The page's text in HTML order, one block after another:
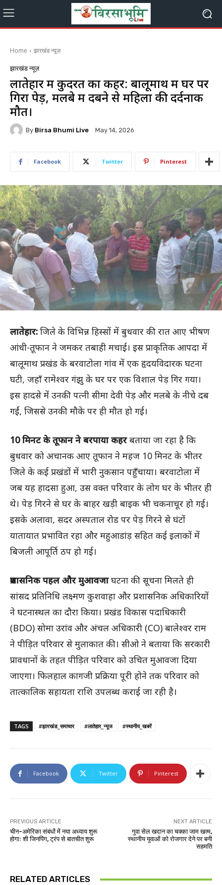
Home झारखंड न्यूज़
झारखंड न्यूज़
लातेहार में कुदरत का कहर: बालूमाथ में घर पर
गिरा पेड़, मलबे में दबने से महिला की दर्दनाक
मौत।
By Birsa Bhumi Live May 14, 2026
Facebook Twitter Pinterest
लातेहार: जिले के विभिन्न हिस्सों में बुधवार की रात आए भीषण
आंधी-तूफान ने जमकर तबाही मचाई। इस प्राकृतिक आपदा में
बालूमाथ प्रखंड के बरवाटोला गांव में एक हृदयविदारक घटना
घटी, जहाँ रामेश्वर गंझु के घर पर एक विशाल पेड़ गिर गया।
इस हादसे में उनकी पत्नी सीमा देवी पेड़ और मलबे के नीचे दब
गईं, जिससे उनकी मौके पर ही मौत हो गई।
10 मिनट के तूफान ने बरपाया कहरबताया जा रहा है कि
बुधवार को अचानक आए तूफान ने महज 10 मिनट के भीतर
जिले के कई प्रखंडों में भारी नुकसान पहुँचाया। बरवाटोला में
जब यह हादसा हुआ, उस वक्त परिवार के लोग घर के भीतर ही
थे। पेड़ गिरने से घर के बाहर खड़ी बाइक भी चकनाचूर हो गई।
इसके अलावा, सदर अस्पताल रोड पर पेड़ गिरने से घंटों
यातायात प्रभावित रहा और महुआडांड़ सहित कई इलाकों में
बिजली आपूर्ति ठप हो गई।
प्रशासनिक पहल और मुआवजाघटना की सूचना मिलते ही
सांसद प्रतिनिधि लक्ष्मण कुशवाहा और प्रशासनिक अधिकारियों
ने घटनास्थल का दौरा किया। प्रखंड विकास पदाधिकारी
(BDO) सोमा उरांव और अंचल अधिकारी (CO) बालेश्वर राम
ने पीड़ित परिवार से मुलाकात की। सीओ ने बताया कि सरकारी
प्रावधानों के तहत पीड़ित परिवार को उचित मुआवजा दिया
जाएगा। फिलहाल कागजी प्रक्रिया पूरी होने तक परिवार को
तात्कालिक सहायता राशि उपलब्ध कराई जा रही है।
TAGS #झारखंड_समाचार #लातेहार_न्यूज #स्थानीय_खबरें
Facebook Twitter Pinterest
PREVIOUS ARTICLE
चीन-अमेरिका संबंधों में नया अध्याय शुरू
होगाः शी जिनपिंग, ट्रंप से बातचीत शुरू
NEXT ARTICLE
गुवा सेल खदान का चक्का जाम खत्म,
स्थानीय युवाओं को रोजगार देने पर बनी
सहमति
RELATED ARTICLES